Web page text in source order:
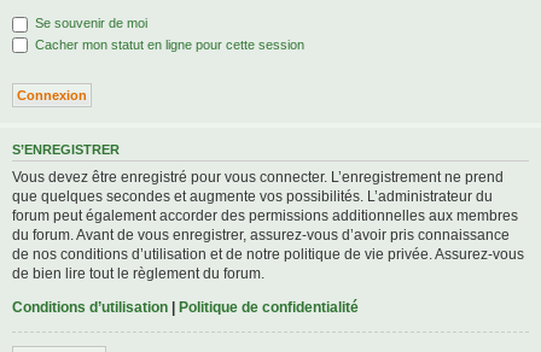
Se souvenir de moi
Cacher mon statut en ligne pour cette session
S’ENREGISTRER
Vous devez être enregistré pour vous connecter. L’enregistrement ne prend
que quelques secondes et augmente vos possibilités. L’administrateur du
forum peut également accorder des permissions additionnelles aux membres
du forum. Avant de vous enregistrer, assurez-vous d’avoir pris connaissance
de nos conditions d’utilisation et de notre politique de vie privée. Assurez-vous
de bien lire tout le règlement du forum.
Conditions d’utilisation | Politique de confidentialité